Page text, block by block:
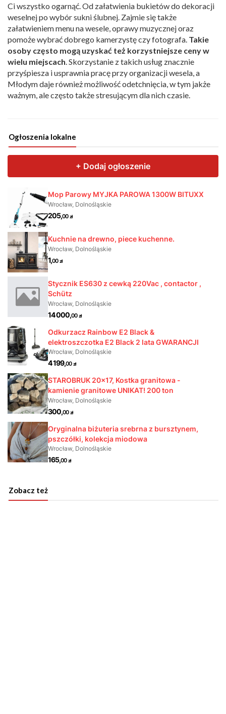
Ci wszystko ogarnąć. Od załatwienia bukietów do dekoracji
weselnej po wybór sukni ślubnej. Zajmie się także
załatwieniem menu na wesele, oprawy muzycznej oraz
pomoże wybrać dobrego kamerzystę czy fotografa. Takie
osoby często mogą uzyskać też korzystniejsze ceny w
wielu miejscach. Skorzystanie z takich usług znacznie
przyśpiesza i usprawnia pracę przy organizacji wesela, a
Młodym daje również możliwość odetchnięcia, w tym jakże
ważnym, ale często także stresującym dla nich czasie.
Ogłoszenia lokalne
Zobacz też